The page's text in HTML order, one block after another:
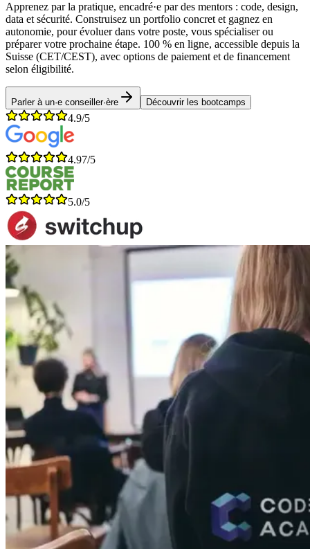
Apprenez par la pratique, encadré·e par des mentors : code, design,
data et sécurité. Construisez un portfolio concret et gagnez en
autonomie, pour évoluer dans votre poste, vous spécialiser ou
préparer votre prochaine étape. 100 % en ligne, accessible depuis la
Suisse (CET/CEST), avec options de paiement et de financement
selon éligibilité.
Parler à un·e conseiller·ère Découvrir les bootcamps
4.9/5
4.97/5
5.0/5